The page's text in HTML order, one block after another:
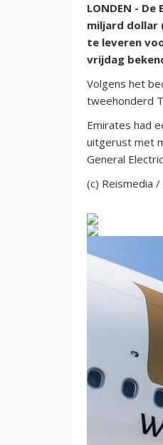
LONDEN -
miljard dollar
te leveren
vrijdag
Volgens het
tweehonderd
Emirates had
uitgerust met
General
(c) Reismedia /